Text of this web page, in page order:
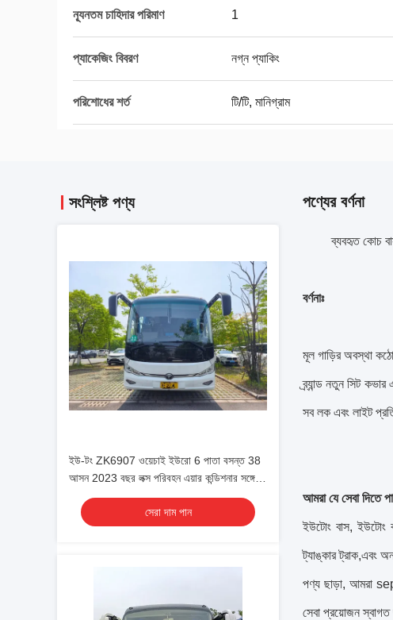
ন্যূনতম চাহিদার পরিমাণ 1
প্যাকেজিং বিবরণ নগ্ন প্যাকিং
পরিশোধের শর্ত টি/টি, মানিগ্রাম
সংশ্লিষ্ট পণ্য
ইউ-টং ZK6907 ওয়েচাই ইউরো 6 পাতা বসন্ত 38
আসন 2023 বছর লক্স পরিবহন এয়ার কন্ডিশনার সঙ্গে
Shuttle বা দীর্ঘ দূরত্বের জন্য
সেরা দাম পান
পণ্যের বর্ণনা
ব্যবহৃত কোচ
বর্ণনাঃ
মূল গাড়ির অবস্থা
ব্র্যান্ড নতুন সিট
সব লক এবং লাইট
আমরা যে সেবা দিতে
ইউটোং বাস, ইউটোং
ট্যাঙ্কার ট্রাক,এবং
পণ্য ছাড়া, আমরা
সেবা প্রয়োজন